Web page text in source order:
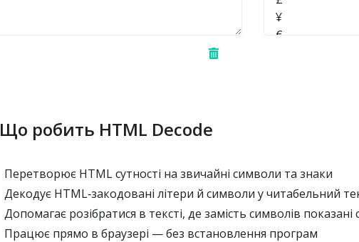
Що робить HTML Decode
Перетворює HTML сутності на звичайні символи та знаки
Декодує HTML‑закодовані літери й символи у читабельний
Допомагає розібратися в тексті, де замість символів показані
Працює прямо в браузері — без встановлення програм